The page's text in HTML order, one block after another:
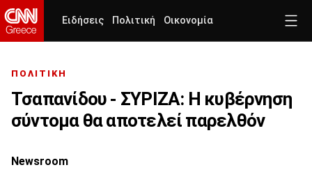
Ειδήσεις Πολιτική Οικονομία
ΠΟΛΙΤΙΚΗ
Τσαπανίδου - ΣΥΡΙΖΑ: Η κυβέρνηση
σύντομα θα αποτελεί παρελθόν
Newsroom